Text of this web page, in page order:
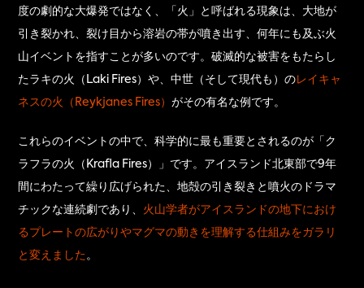
度の劇的な大爆発ではなく、「火」と呼ばれる現象は、大地が
引き裂かれ、裂け目から溶岩の帯が噴き出す、何年にも及ぶ火
山イベントを指すことが多いのです。破滅的な被害をもたらし
たラキの火（Laki Fires）や、中世（そして現代も）の レイキャ
ネスの火（Reykjanes Fires）がその有名な例です。
これらのイベントの中で、科学的に最も重要とされるのが「ク
ラフラの火（Krafla Fires）」です。アイスランド北東部で9年
間にわたって繰り広げられた、地殻の引き裂きと噴火のドラマ
チックな連続劇であり、 火山学者がアイスランドの地下におけ
るプレートの広がりやマグマの動きを理解する仕組みをガラリ
と変えました。